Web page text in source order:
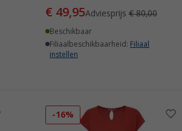
€ 49,95Adviesprijs€ 80,00
Beschikbaar
Filiaalbeschikbaarheid: Filiaal
instellen
-16%